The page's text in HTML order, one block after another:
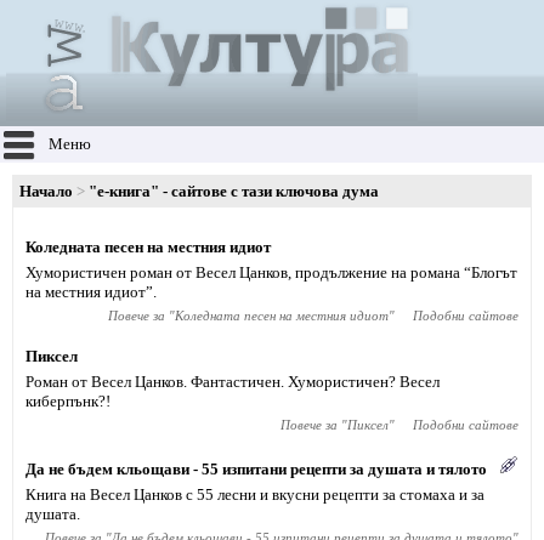
Меню
Начало "е-книга" - сайтове с тази ключова дума
Коледната песен на местния идиот
Хумористичен роман от Весел Цанков, продължение на романа “Блогът
на местния идиот”.
Повече за "Коледната песен на местния идиот" Подобни сайтове
Пиксел
Роман от Весел Цанков. Фантастичен. Хумористичен? Весел
киберпънк?!
Повече за "Пиксел" Подобни сайтове
Да не бъдем кльощави - 55 изпитани рецепти за душата и тялото
Книга на Весел Цанков с 55 лесни и вкусни рецепти за стомаха и за
душата.